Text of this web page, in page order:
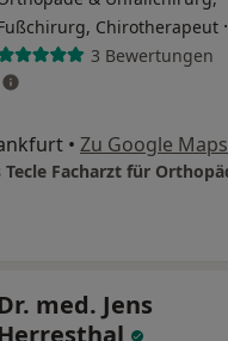
Chirotherapeut ·
3 Bewertungen
• Zu Google Maps
Dr. med. Jens